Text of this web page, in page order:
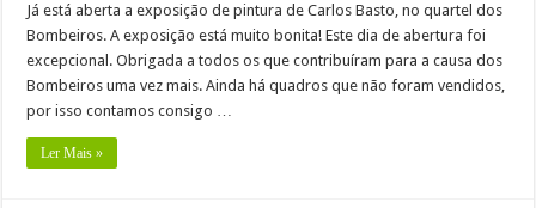
aberta
a
exposição
de
de
Já está aberta a exposição de pintura de Carlos Basto, no quartel dos
Bombeiros. A exposição está muito bonita! Este dia de abertura foi
excepcional. Obrigada a todos os que contribuíram para a causa dos
Bombeiros uma vez mais. Ainda há quadros que não foram vendidos,
por isso contamos consigo …
Ler Mais »